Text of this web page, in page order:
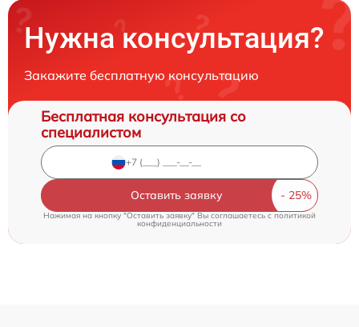
Нужна консультация?
Закажите бесплатную консультацию
Бесплатная консультация со
специалистом
Оставить заявку
Нажимая на кнопку "Оставить заявку" Вы соглашаетесь cполитикой
конфиденциальности